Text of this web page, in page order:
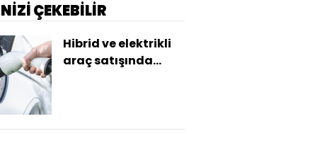
ÇEKEBİLİR
Hibrid ve elektrikli
araç satışında